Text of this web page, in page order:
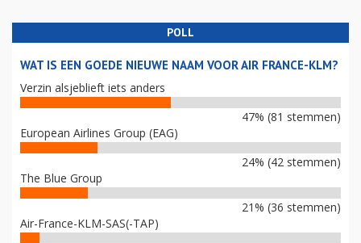
POLL
WAT IS EEN GOEDE NIEUWE NAAM VOOR AIR FRANCE-KLM?
Verzin alsjeblieft iets anders
47% (81 stemmen)
European Airlines Group (EAG)
24% (42 stemmen)
The Blue Group
21% (36 stemmen)
Air-France-KLM-SAS(-TAP)